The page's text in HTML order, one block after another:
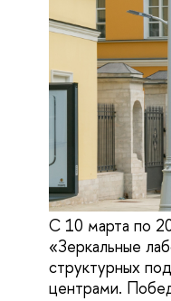
С 10 марта по
«Зеркальные
структурных
центрами.